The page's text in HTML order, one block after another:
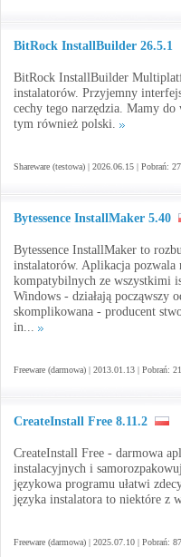
BitRock InstallBuilder 26.5.1
BitRock InstallBuilder
instalatorów. Przyjemny
cechy tego narzędzia. Mamy
tym również polski.
Shareware (testowa) | 2026.06.15 | Pobrań:
Bytessence InstallMaker 5.40
Bytessence InstallMaker to
instalatorów. Aplikacja pozwala
kompatybilnych ze wszystkimi
Windows - działają począwszy
skomplikowana - producent
in...
Freeware (darmowa) | 2013.01.13 | Pobrań:
CreateInstall Free 8.11.2
CreateInstall Free - darmowa
instalacyjnych i
językowa programu ułatwi
języka instalatora to niektóre z
Freeware (darmowa) | 2025.07.10 | Pobrań: